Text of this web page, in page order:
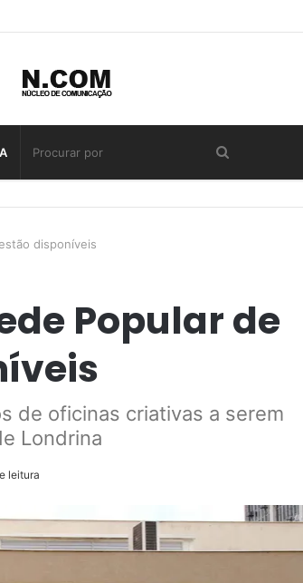
disponíveis
Popular de
de oficinas criativas a serem
Londrina
leitura